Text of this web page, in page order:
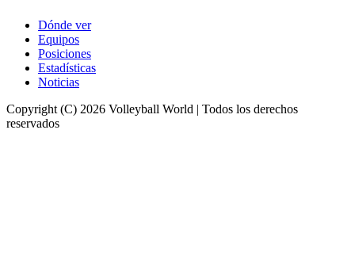
Dónde ver
Equipos
Posiciones
Estadísticas
Noticias
Copyright (C) 2026 Volleyball World | Todos los derechos
reservados